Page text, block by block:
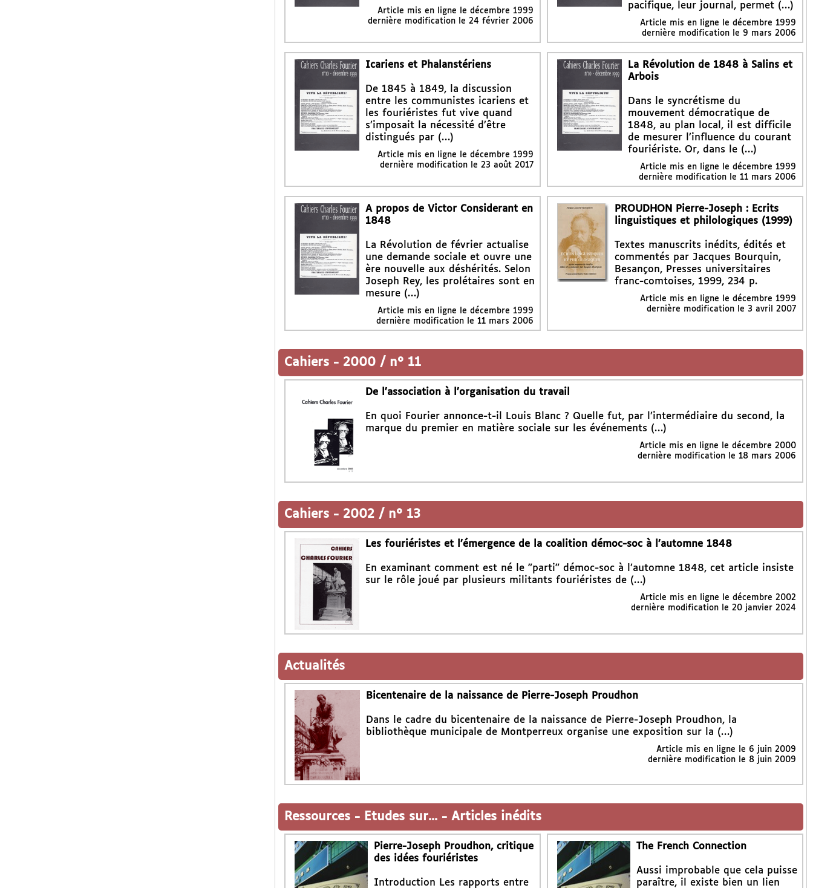
Article mis en ligne le décembre 1999
dernière modification le 24 février 2006
pacifique, leur journal, permet (…)
Article mis en ligne ledécembre 1999
dernière modification le 9 mars 2006
Icariens et Phalanstériens
De 1845 à 1849, la discussion
entre les communistes icariens et
les fouriéristes fut vive quand
s’imposait la nécessité d’être
distingués par (…)
Article mis en ligne le décembre 1999
dernière modification le 23 août 2017
La Révolution de 1848 à Salins et
Arbois
Dans le syncrétisme du
mouvement démocratique de
1848, au plan local, il est difficile
de mesurer l’influence du courant
fouriériste. Or, dans le (…)
Article mis en ligne ledécembre 1999
dernière modification le 11 mars 2006
A propos de Victor Considerant en
1848
La Révolution de février actualise
une demande sociale et ouvre une
ère nouvelle aux déshérités. Selon
Joseph Rey, les prolétaires sont en
mesure (…)
Article mis en ligne le décembre 1999
dernière modification le 11 mars 2006
PROUDHON Pierre-Joseph : Ecrits
linguistiques et philologiques (1999)
Textes manuscrits inédits, édités et
commentés par Jacques Bourquin,
Besançon, Presses universitaires
franc-comtoises, 1999, 234 p.
Article mis en ligne ledécembre 1999
dernière modification le 3 avril 2007
Cahiers - 2000 / n° 11
De l’association à l’organisation du travail
En quoi Fourier annonce-t-il Louis Blanc ? Quelle fut, par l’intermédiaire du second, la
marque du premier en matière sociale sur les événements (…)
Article mis en ligne le décembre 2000
dernière modification le 18 mars 2006
Cahiers - 2002 / n° 13
Les fouriéristes et l’émergence de la coalition démoc-soc à l’automne 1848
En examinant comment est né le "parti" démoc-soc à l’automne 1848, cet article insiste
sur le rôle joué par plusieurs militants fouriéristes de (…)
Article mis en ligne le décembre 2002
dernière modification le 20 janvier 2024
Actualités
Bicentenaire de la naissance de Pierre-Joseph Proudhon
Dans le cadre du bicentenaire de la naissance de Pierre-Joseph Proudhon, la
bibliothèque municipale de Montperreux organise une exposition sur la (…)
Article mis en ligne le 6 juin 2009
dernière modification le 8 juin 2009
Ressources - Etudes sur... - Articles inédits
Pierre-Joseph Proudhon, critique
des idées fouriéristes
Introduction Les rapports entre
The French Connection
Aussi improbable que cela puisse
paraître, il existe bien un lien